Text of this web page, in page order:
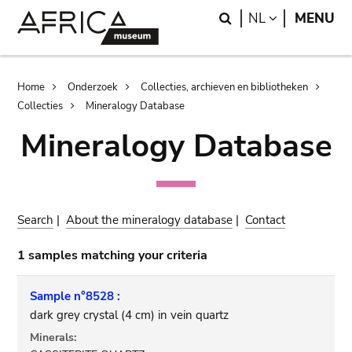
Search
NL LANGUAGE
MENU
Breadcrumb
Home Onderzoek
Collecties, archieven en bibliotheken
Collecties
Mineralogy Database
Mineralogy Database
Search |About the mineralogy database | Contact
1 samples matching your criteria
Sample n°8528 :
dark grey crystal (4 cm) in vein quartz
Minerals: